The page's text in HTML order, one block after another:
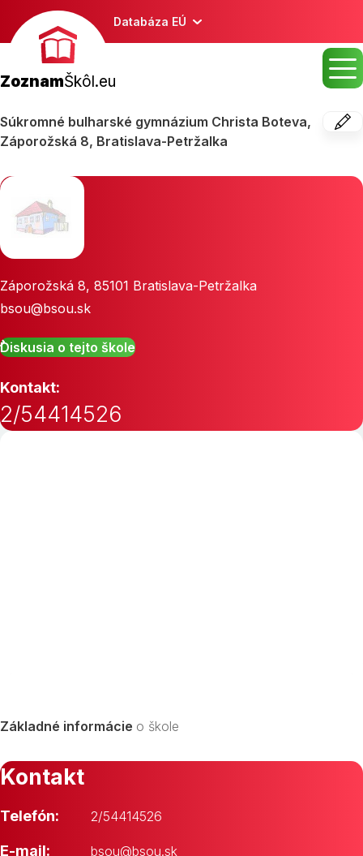
Databáza EÚ
ZoznamŠkôl.eu
Súkromné bulharské gymnázium Christa Boteva,
Záporožská 8, Bratislava-Petržalka
Záporožská 8, 85101 Bratislava-Petržalka
bsou@bsou.sk
Diskusia o tejto škole
Kontakt:
2/54414526
Základné informácie o škole
Kontakt
Telefón: 2/54414526
E-mail:
bsou@bsou.sk